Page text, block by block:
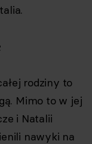
rodziny to
Mimo to w jej
i Natalii
nawyki na